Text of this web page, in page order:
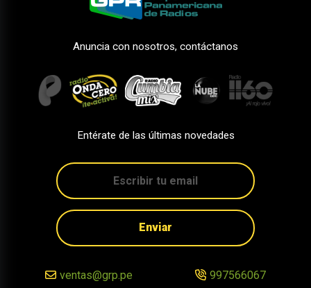
Anuncia con nosotros, contáctanos
Entérate de las últimas novedades
Enviar
ventas@grp.pe 997566067